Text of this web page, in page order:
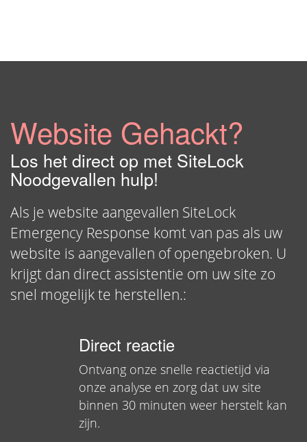
Website Gehackt?
Los het direct op met SiteLock
Noodgevallen hulp!
Als je website aangevallen SiteLock
Emergency Response komt van pas als uw
website is aangevallen of opengebroken. U
krijgt dan direct assistentie om uw site zo
snel mogelijk te herstellen.:
Direct reactie
Ontvang onze snelle reactietijd via
onze analyse en zorg dat uw site
binnen 30 minuten weer herstelt kan
zijn.